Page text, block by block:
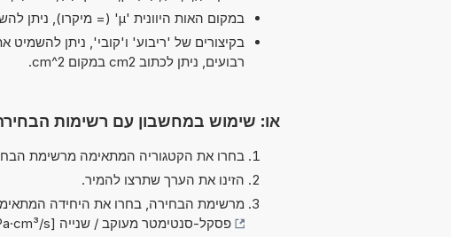
במקום האות היוונית 'µ' (= מיקרו), ניתן להשתמש ב-'u' פשוט, לדוגמה uPa במקום µPa.
רבועים, ניתן לכתוב cm2 במקום cm^2.
או: שימוש במחשבון עם רשימות
בחרו את הקטגוריה המתאימה מרשימת
הזינו את הערך שתרצו להמיר.
מרשימת הבחירה, בחרו את היחידה
פסקל-סנטימטר מעוקב / שנייה [Pa·cm³/s]